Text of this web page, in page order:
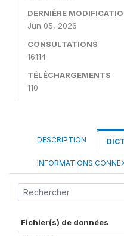
DERNIÈRE
Jun 05, 2026
CONSULTATIONS
16114
TÉLÉCHARGEMENTS
110
DESCRIPTION
INFORMATIONS
Fichier(s) de données